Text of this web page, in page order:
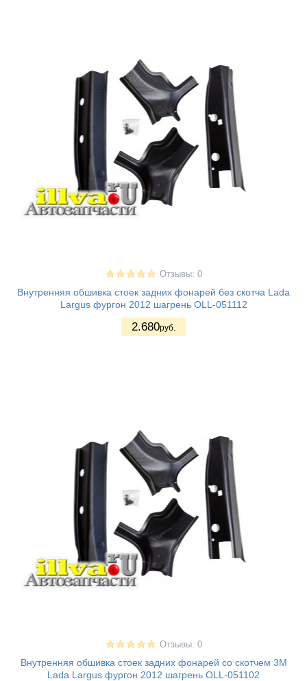
Отзывы: 0
Внутренняя обшивка стоек задних фонарей без скотча Lada
Largus фургон 2012 шагрень OLL-051112
2.680руб.
Отзывы: 0
Внутренняя обшивка стоек задних фонарей со скотчем 3М
Lada Largus фургон 2012 шагрень OLL-051102